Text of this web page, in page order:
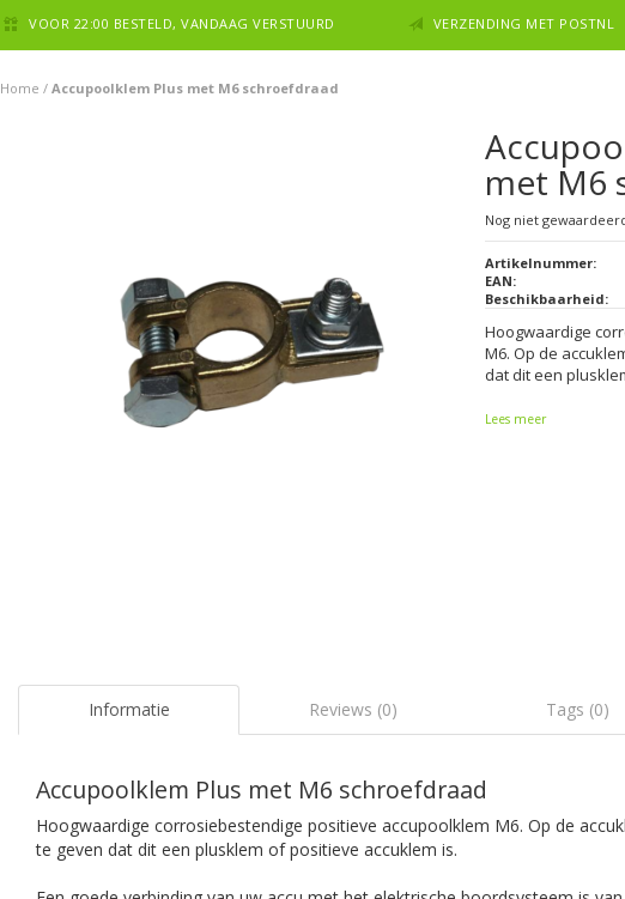
VOOR 22:00 BESTELD, VANDAAG VERSTUURD VERZENDING MET POSTNL
Home / Accupoolklem Plus met M6 schroefdraad
met M6
Nog niet
Artikelnummer:
EAN:
Beschikbaarheid:
Hoogwaardige
M6. Op de
dat dit een
Lees meer
Informatie Reviews (0) Tags (0)
Accupoolklem Plus met M6 schroefdraad
Hoogwaardige corrosiebestendige positieve accupoolklem M6. Op de
te geven dat dit een plusklem of positieve accuklem is.